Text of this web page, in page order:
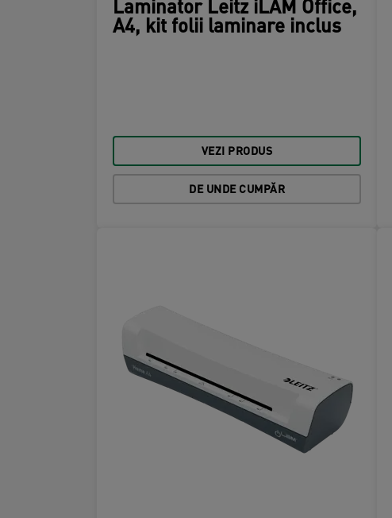
Laminator Leitz iLAM Office,
A4, kit folii laminare inclus
VEZI PRODUS
DE UNDE CUMPĂR